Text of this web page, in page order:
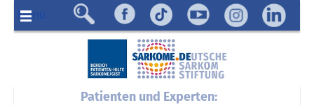
Menü
Patienten und Experten: